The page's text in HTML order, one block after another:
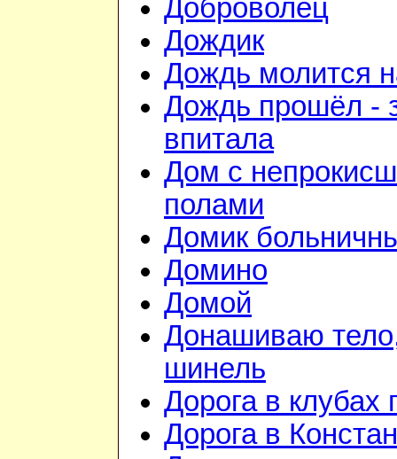
Доброволец
Дождик
Дождь молится
Дождь прошёл -
впитала
Дом с
полами
Домик
Домино
Домой
Донашиваю
шинель
Дорога в клубах
Дорога в